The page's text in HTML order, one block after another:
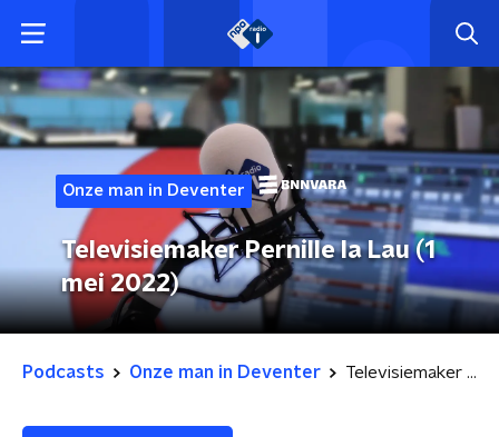
Onze man in Deventer
Televisiemaker Pernille la Lau (1
mei 2022)
Podcasts Onze man in Deventer Televisiemaker Pernille la Lau (1 mei 2022)